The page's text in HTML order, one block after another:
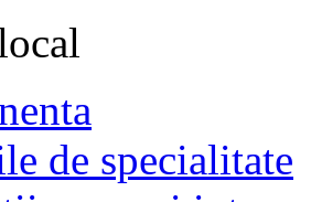
de specialitate